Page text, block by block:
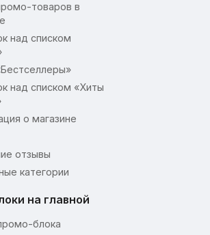
товаров в
над списком
над списком «Хиты
о магазине
отзывы
категории
на главной
блока